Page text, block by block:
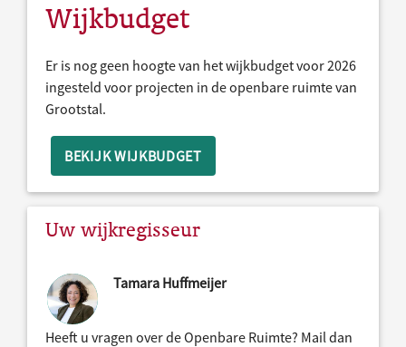
Wijkbudget
Er is nog geen hoogte van het wijkbudget voor 2026
ingesteld voor projecten in de openbare ruimte van
Grootstal.
BEKIJK WIJKBUDGET
Uw wijkregisseur
Tamara Huffmeijer
Heeft u vragen over de Openbare Ruimte? Mail dan